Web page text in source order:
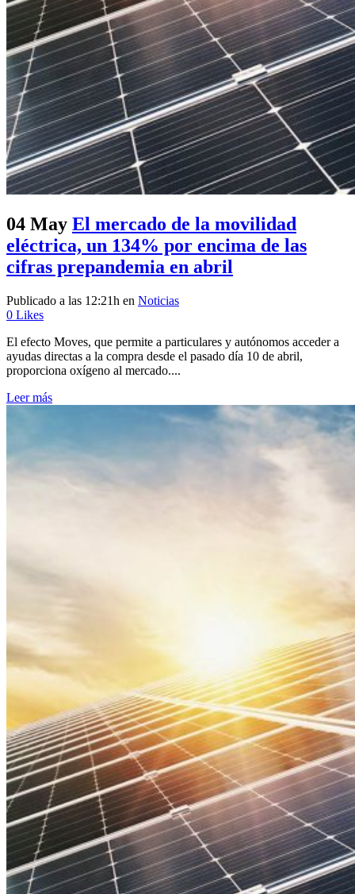
04 May El mercado de la movilidad
eléctrica, un 134% por encima de las
cifras prepandemia en abril
Publicado a las 12:21h en Noticias
0 Likes
El efecto Moves, que permite a particulares y autónomos acceder a
ayudas directas a la compra desde el pasado día 10 de abril,
proporciona oxígeno al mercado....
Leer más